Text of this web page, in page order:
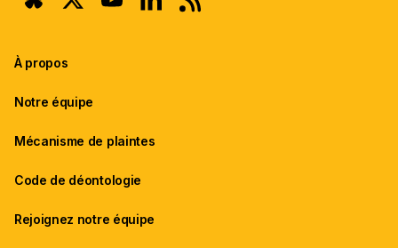
À propos
Notre équipe
Mécanisme de plaintes
Code de déontologie
Rejoignez notre équipe